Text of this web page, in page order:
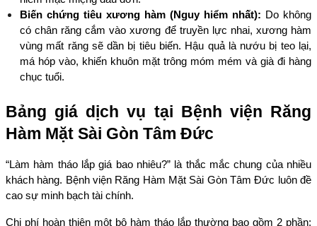
Biến chứng tiêu xương hàm (Nguy hiểm nhất): Do không
có chân răng cắm vào xương để truyền lực nhai, xương hàm
vùng mất răng sẽ dần bị tiêu biến. Hậu quả là nướu bị teo lại,
má hóp vào, khiến khuôn mặt trông móm mém và già đi hàng
chục tuổi.
Bảng giá dịch vụ tại Bệnh viện Răng
Hàm Mặt Sài Gòn Tâm Đức
“Làm hàm tháo lắp giá bao nhiêu?” là thắc mắc chung của nhiều
khách hàng. Bệnh viện Răng Hàm Mặt Sài Gòn Tâm Đức luôn đề
cao sự minh bạch tài chính.